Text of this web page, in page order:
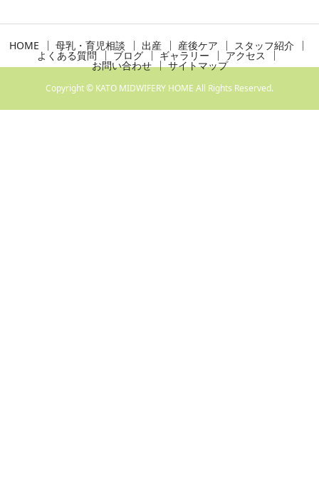
HOME 母乳・育児相談 出産 産後ケア スタッフ紹介
よくある質問 ブログ ギャラリー アクセス
お問い合わせ サイトマップ
Copyright © KATO MIDWIFERY HOME All Rights Reserved.